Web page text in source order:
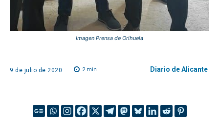
Imagen Prensa de Orihuela
9 de julio de 2020 2min. Diario de Alicante